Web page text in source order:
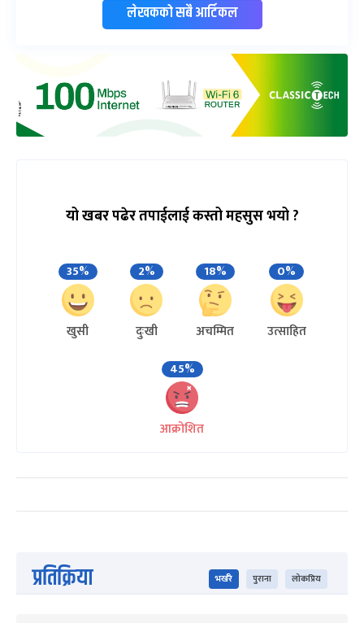
लेखकको सबै आर्टिकल
यो खबर पढेर तपाईलाई कस्तो महसुस भयो ?
35%
खुसी
2%
दुःखी
18%
अचम्मित
0%
उत्साहित
45%
आक्रोशित
प्रतिक्रिया भर्खरै पुराना लोकप्रिय